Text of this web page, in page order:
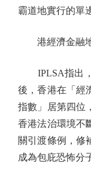
霸道地實行的單
港經濟金融地
IPLSA指出，
後，香港在「經
指數」居第四位
香港法治環境不
關引渡條例，修
成為包庇恐怖分